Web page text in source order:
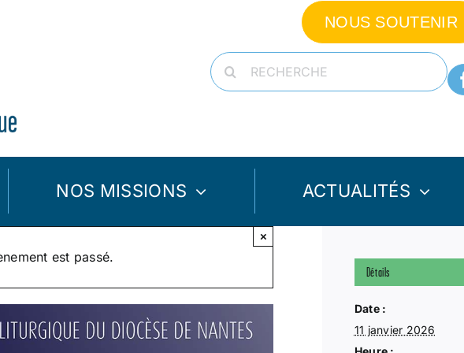
NOUS SOUTENIR
Rechercher:
NOS MISSIONS ACTUALITÉS
est passé.
×
Détails
Date :
11 janvier 2026